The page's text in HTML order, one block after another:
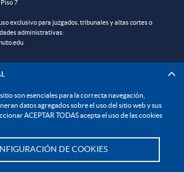
son esenciales para la correcta navegación,
datos agregados sobre el uso del sitio web y sus
ACEPTAR TODAS acepta el uso de las cookies
DE COOKIES
7
exclusivo para juzgados, tribunales y altas cortes o
administrativas:
y normatividad interna general